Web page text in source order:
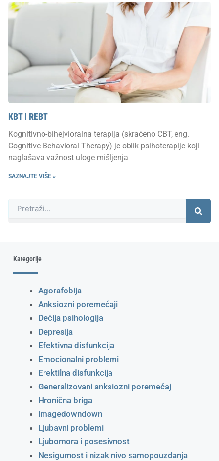
KBT I REBT
Kognitivno-bihejvioralna terapija (skraćeno CBT, eng.
Cognitive Behavioral Therapy) je oblik psihoterapije koji
naglašava važnost uloge mišljenja
SAZNAJTE VIŠE »
Kategorije
Agorafobija
Anksiozni poremećaji
Dečija psihologija
Depresija
Efektivna disfunkcija
Emocionalni problemi
Erektilna disfunkcija
Generalizovani anksiozni poremećaj
Hronična briga
imagedowndown
Ljubavni problemi
Ljubomora i posesivnost
Nesigurnost i nizak nivo samopouzdanja